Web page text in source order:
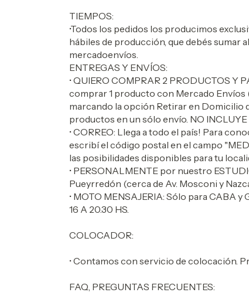
TIEMPOS:
•Todos los pedidos los producimos
hábiles de producción, que debés sumar
mercadoenvíos.
ENTREGAS Y ENVÍOS:
• QUIERO COMPRAR 2 PRODUCTOS Y
comprar 1 producto con Mercado
marcando la opción Retirar en Domicilio
productos en un sólo envío. NO INCLUYE
• CORREO: Llega a todo el país! Para
escribí el código postal en el campo
las posibilidades disponibles para tu
• PERSONALMENTE por nuestro
Pueyrredón (cerca de Av. Mosconi y
• MOTO MENSAJERIA: Sólo para CABA
16 A 20.30 HS.
COLOCADOR:
• Contamos con servicio de colocación.
FAQ, PREGUNTAS FRECUENTES: